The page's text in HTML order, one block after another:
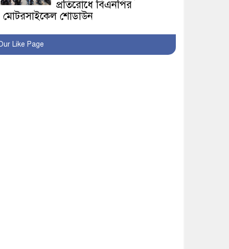
প্রতিরোধে বিএনপির
মোটরসাইকেল শোডাউন
মাগুরার ডিসি
Like Page